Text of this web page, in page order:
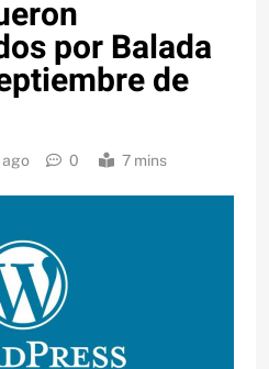
por Balada
de
ago 0 7 mins